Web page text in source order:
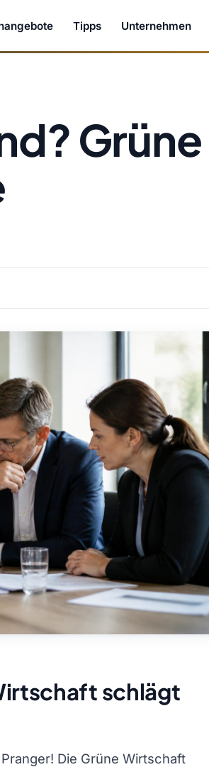
Tipps Unternehmen
Grüne
schlägt
Die Grüne Wirtschaft